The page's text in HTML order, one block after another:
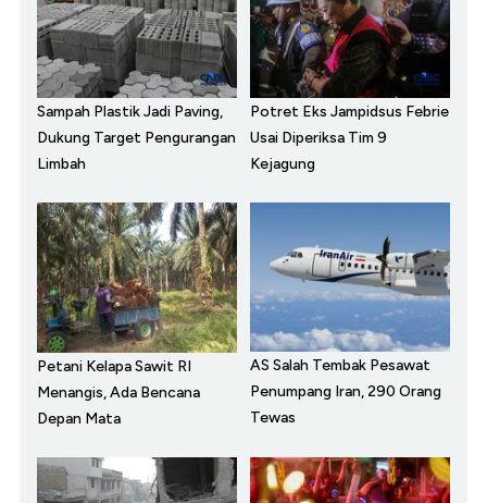
Sampah Plastik Jadi Paving,
Dukung Target Pengurangan
Limbah
Potret Eks Jampidsus Febrie
Usai Diperiksa Tim 9
Kejagung
Petani Kelapa Sawit RI
Menangis, Ada Bencana
Depan Mata
AS Salah Tembak Pesawat
Penumpang Iran, 290 Orang
Tewas